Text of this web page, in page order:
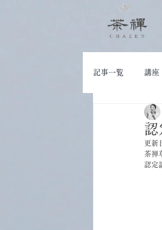
記事一覧 講座
大人の学び
更新
茶禅
認定